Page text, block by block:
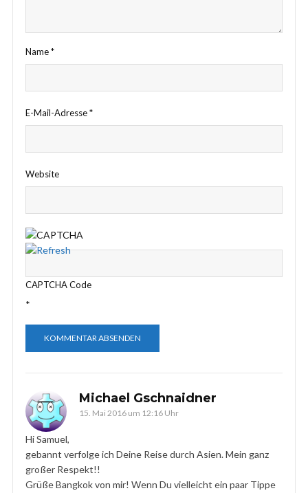
Name*
E-Mail-Adresse*
Website
CAPTCHA Code
*
Michael Gschnaidner
15. Mai 2016 um 12:16 Uhr
Hi Samuel,
gebannt verfolge ich Deine Reise durch Asien. Mein ganz
großer Respekt!!
Grüße Bangkok von mir! Wenn Du vielleicht ein paar Tippe